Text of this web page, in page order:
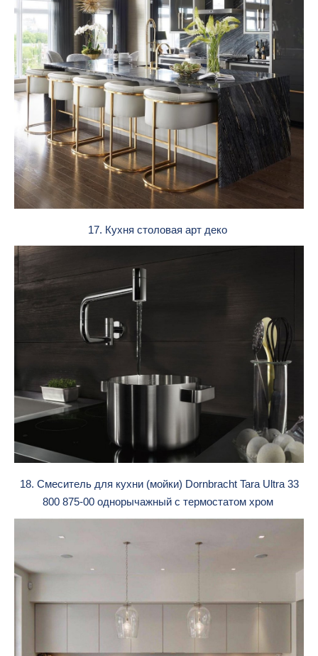
17. Кухня столовая арт деко
18. Смеситель для кухни (мойки) Dornbracht Tara Ultra 33
800 875-00 однорычажный с термостатом хром